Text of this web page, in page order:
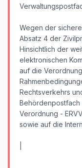
Wegen der
Absatz 4 der
Hinsichtlich der
elektronischen
auf die
Rechtsverkehrs
Behördenpostfach
Verordnung -
sowie auf die